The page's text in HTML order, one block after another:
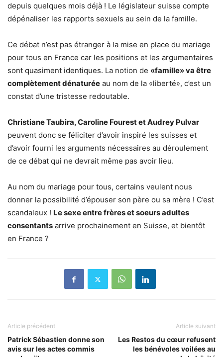
depuis quelques mois déjà ! Le législateur suisse compte
dépénaliser les rapports sexuels au sein de la famille.
Ce débat n’est pas étranger à la mise en place du mariage
pour tous en France car les positions et les argumentaires
sont quasiment identiques. La notion de «famille» va être
complètement dénaturée au nom de la «liberté», c’est un
constat d’une tristesse redoutable.
Christiane Taubira, Caroline Fourest et Audrey Pulvar
peuvent donc se féliciter d’avoir inspiré les suisses et
d’avoir fourni les arguments nécessaires au déroulement
de ce débat qui ne devrait même pas avoir lieu.
Au nom du mariage pour tous, certains veulent nous
donner la possibilité d’épouser son père ou sa mère ! C’est
scandaleux ! Le sexe entre frères et soeurs adultes
consentants arrive prochainement en Suisse, et bientôt
en France ?
Article précédent
Patrick Sébastien donne son
avis sur les actes commis
Article suivant
Les Restos du cœur refusent
les bénévoles voilées au